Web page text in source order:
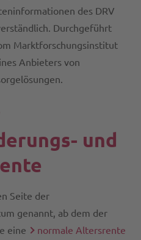
des DRV
Durchgeführt
Marktforschungsinstitut
Anbieters von
und
Seite der
genannt, ab dem der
eine
normale Altersrente